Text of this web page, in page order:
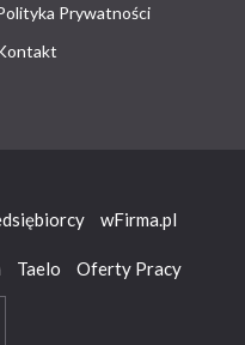
Prywatności
wFirma.pl
Taelo Oferty Pracy